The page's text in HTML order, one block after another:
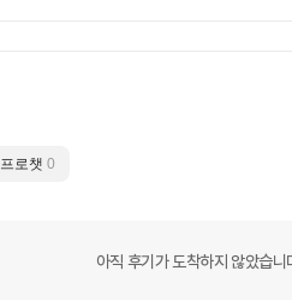
프로챗 0
아직 후기가 도착하지 않았습니